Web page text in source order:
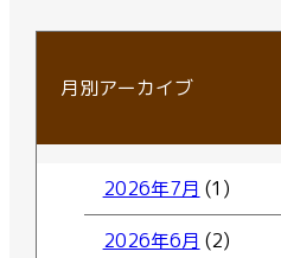
月別アーカイブ
2026年7月 (1)
2026年6月 (2)